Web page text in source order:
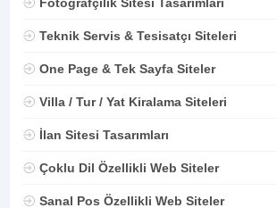
Teknik Servis & Tesisatçı Siteleri
One Page & Tek Sayfa Siteler
Villa / Tur / Yat Kiralama Siteleri
İlan Sitesi Tasarımları
Çoklu Dil Özellikli Web Siteler
Sanal Pos Özellikli Web Siteler